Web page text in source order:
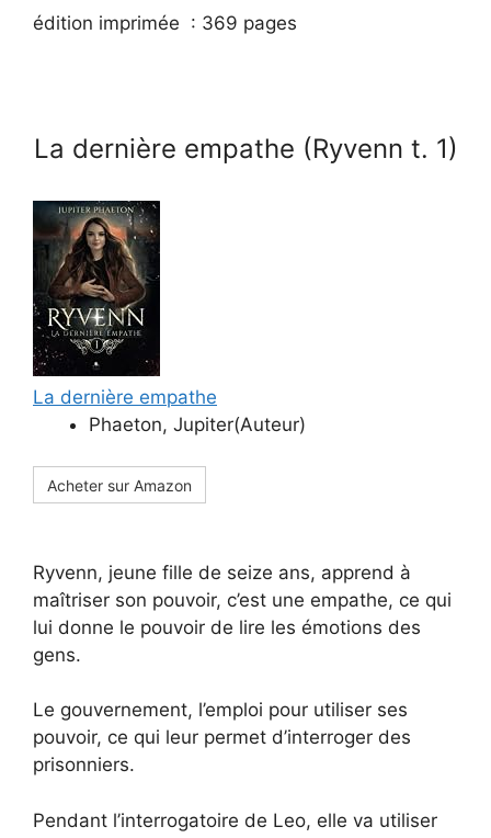
édition imprimée : 369 pages
La dernière empathe (Ryvenn t. 1)
La dernière empathe
Phaeton, Jupiter(Auteur)
Acheter sur Amazon
Ryvenn, jeune fille de seize ans, apprend à
maîtriser son pouvoir, c’est une empathe, ce qui
lui donne le pouvoir de lire les émotions des
gens.
Le gouvernement, l’emploi pour utiliser ses
pouvoir, ce qui leur permet d’interroger des
prisonniers.
Pendant l’interrogatoire de Leo, elle va utiliser